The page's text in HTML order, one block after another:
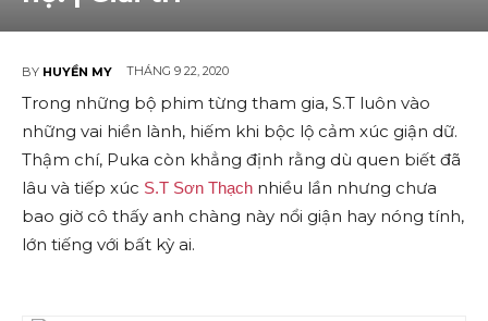
BY HUYỀN MY THÁNG 9 22, 2020
Trong những bộ phim từng tham gia, S.T luôn vào
những vai hiền lành, hiếm khi bộc lộ cảm xúc giận dữ.
Thậm chí, Puka còn khẳng định rằng dù quen biết đã
lâu và tiếp xúc S.T Sơn Thạch nhiều lần nhưng chưa
bao giờ cô thấy anh chàng này nổi giận hay nóng tính,
lớn tiếng với bất kỳ ai.